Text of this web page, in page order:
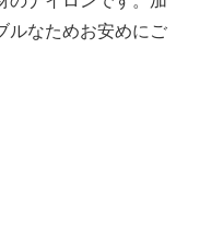
ルなためお安めにご